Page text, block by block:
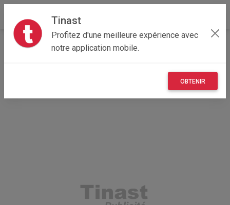
Tinast
Profitez d'une meilleure expérience avec
notre application mobile.
OBTENIR
Accueil Maisons et enfants
Nouvelle-Aquitaine